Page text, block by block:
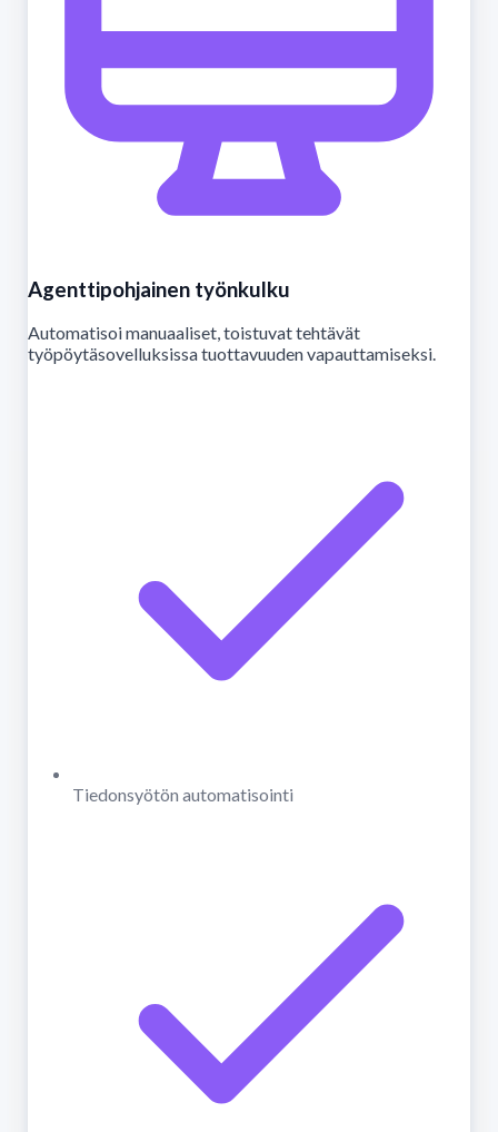
Agenttipohjainen työnkulku
Automatisoi manuaaliset, toistuvat tehtävät
työpöytäsovelluksissa tuottavuuden vapauttamiseksi.
Tiedonsyötön automatisointi